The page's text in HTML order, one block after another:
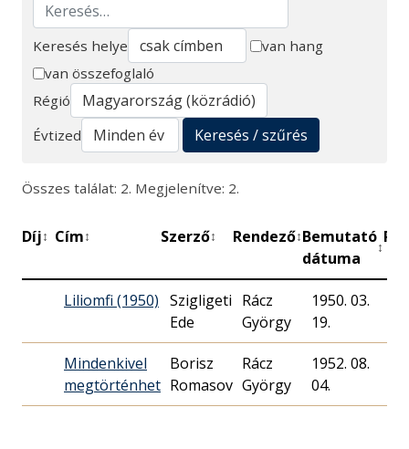
Keresés
Keresés helye
van hang
van összefoglaló
Régió
Évtized
Keresés / szűrés
Összes találat: 2. Megjelenítve: 2.
Díj↕ Cím↕ Szerző↕ Rendező↕Bemutató
dátuma
↕
Liliomfi (1950) Szigligeti
Ede
Rácz
György
1950. 03.
19.
Mindenkivel
megtörténhet
Borisz
Romasov
Rácz
György
1952. 08.
04.